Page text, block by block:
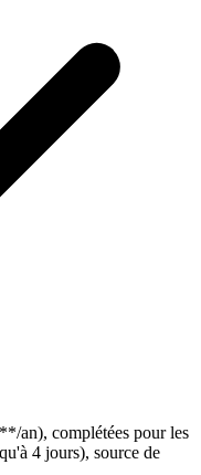
an), complétées pour les
4 jours), source de